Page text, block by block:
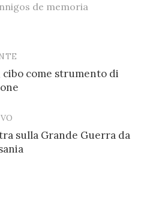
de memoria
cibo come strumento di
sulla Grande Guerra da